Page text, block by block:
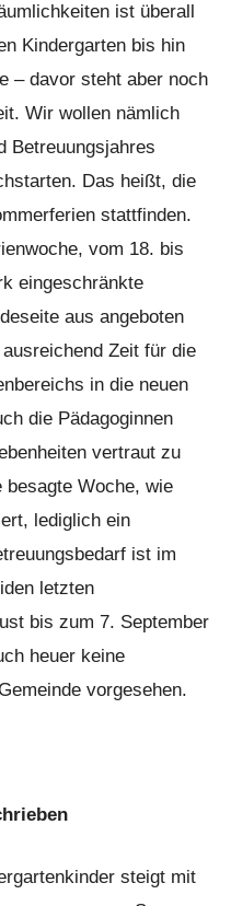
ist überall
Kindergarten bis hin
– davor steht aber noch
Wir wollen nämlich
Betreuungsjahres
Das heißt, die
stattfinden.
vom 18. bis
eingeschränkte
aus angeboten
Zeit für die
in die neuen
die Pädagoginnen
vertraut zu
Woche, wie
lediglich ein
ist im
letzten
bis zum 7. September
heuer keine
vorgesehen.
steigt mit